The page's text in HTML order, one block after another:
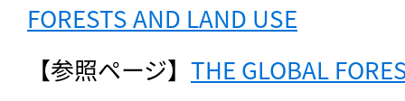
FORESTS AND LAND USE
【参照ページ】 THE GLOBAL